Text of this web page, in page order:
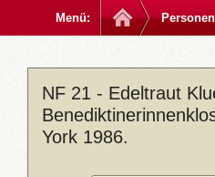
Menü: Personen
NF 21 - Edeltraut
York 1986.